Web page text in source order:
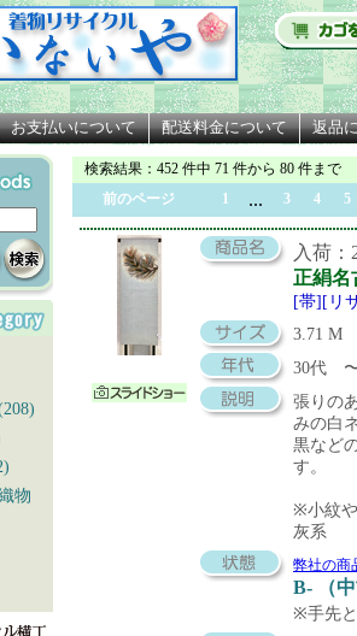
お支払いについて 配送料金について 返品
物
検索結果 ：452 件中 71 件から 80 件まで
前のページ
1 ... 3 4 5
入荷：
正絹名
[帯][リ
3.71 M
30代
張りの
みの白
黒など
す。
※小紋
灰系
弊社の商
B- （
※手先